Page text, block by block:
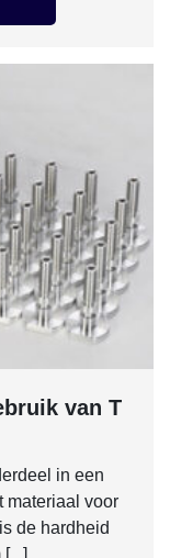
van T
in een
materiaal voor
de hardheid